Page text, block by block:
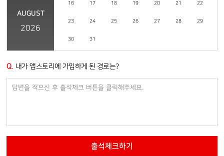
AUGUST
2026
16 17 18 19 20 21 22
23 24 25 26 27 28 29
30 31
Q. 내가 앱스토리에 가입하게 된 경로는?
출석체크하기